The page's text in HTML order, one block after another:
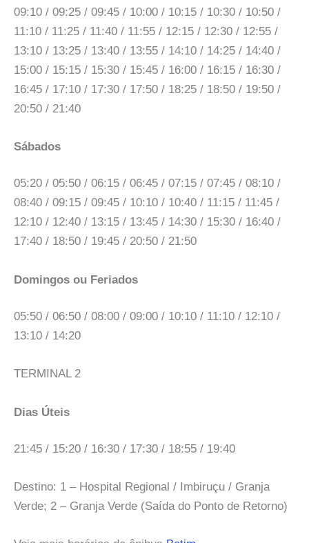
09:10 / 09:25 / 09:45 / 10:00 / 10:15 / 10:30 / 10:50 /
11:10 / 11:25 / 11:40 / 11:55 / 12:15 / 12:30 / 12:55 /
13:10 / 13:25 / 13:40 / 13:55 / 14:10 / 14:25 / 14:40 /
15:00 / 15:15 / 15:30 / 15:45 / 16:00 / 16:15 / 16:30 /
16:45 / 17:10 / 17:30 / 17:50 / 18:25 / 18:50 / 19:50 /
20:50 / 21:40
Sábados
05:20 / 05:50 / 06:15 / 06:45 / 07:15 / 07:45 / 08:10 /
08:40 / 09:15 / 09:45 / 10:10 / 10:40 / 11:15 / 11:45 /
12:10 / 12:40 / 13:15 / 13:45 / 14:30 / 15:30 / 16:40 /
17:40 / 18:50 / 19:45 / 20:50 / 21:50
Domingos ou Feriados
05:50 / 06:50 / 08:00 / 09:00 / 10:10 / 11:10 / 12:10 /
13:10 / 14:20
TERMINAL 2
Dias Úteis
21:45 / 15:20 / 16:30 / 17:30 / 18:55 / 19:40
Destino: 1 – Hospital Regional / Imbiruçu / Granja
Verde; 2 – Granja Verde (Saída do Ponto de Retorno)